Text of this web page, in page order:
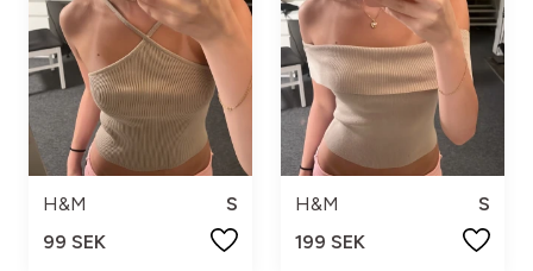
H&M
S
99 SEK
H&M
S
199 SEK